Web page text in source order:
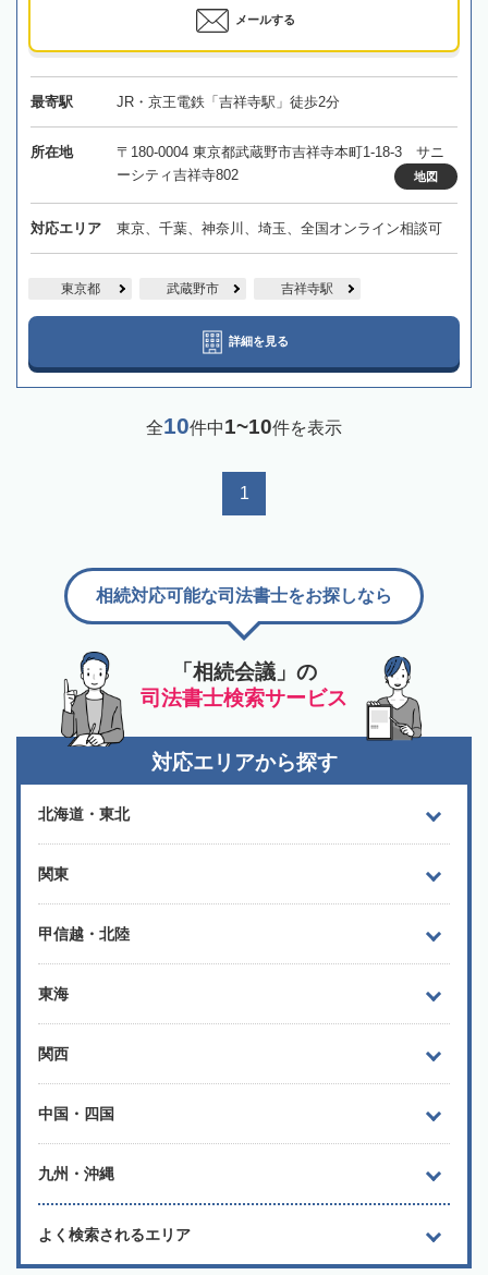
メールする
最寄駅 JR・京王電鉄「吉祥寺駅」徒歩2分
所在地
〒180-0004 東京都武蔵野市吉祥寺本町1-18-3 サニ
ーシティ吉祥寺802
地図
対応エリア 東京、千葉、神奈川、埼玉、全国オンライン相談可
東京都 武蔵野市 吉祥寺駅
詳細を見る
全10件中1~10件を表示
1
「相続会議」の
司法書士検索サービス
相続対応可能な司法書士をお探しなら
対応エリアから探す
北海道・東北
関東
甲信越・北陸
東海
関西
中国・四国
九州・沖縄
よく検索されるエリア